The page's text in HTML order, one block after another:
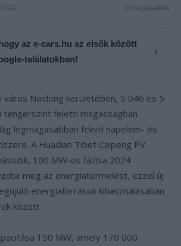
22 0 hozzászólás
az e-cars.hu az elsők között
találatokban!
›
város Naidong kerületében, 5 046 és 5
feletti magasságban
legmagasabban fekvő napelem- és
A Huadian Tibet Caipeng PV-
100 MW-os fázisa 2024
meg az energiatermelést, ezzel új
energiaforrások kihasználásában
között.
150 MW, amely 170 000